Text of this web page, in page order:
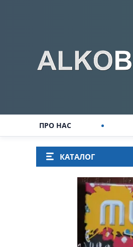
ПРО НАС
КАТАЛОГ